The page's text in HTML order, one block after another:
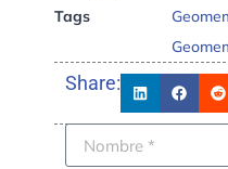
Tags
Share: